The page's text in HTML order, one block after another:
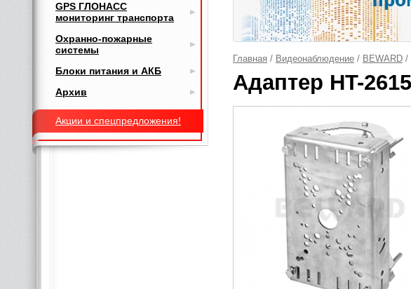
Главная / Видеонаблюдение / BEWARD /
Адаптер HT-
GPS ГЛОНАСС
мониторинг транспорта
Охранно-пожарные
системы
Блоки питания и АКБ
Архив
Акции и спецпредложения!